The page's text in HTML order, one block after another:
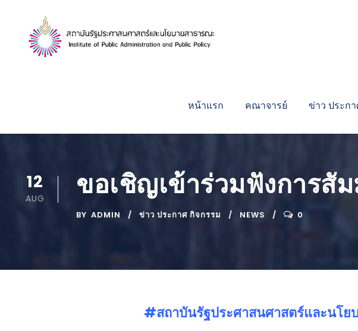
หน้าแรก คณาจารย์ ข่าว ประก
12
AUG ขอเชิญเข้าร่วมฟังการ
BY ADMIN ข่าว ประกาศ กิจกรรม NEWS 0
#สถาบันรัฐประศาสนศาสตร์และนโย